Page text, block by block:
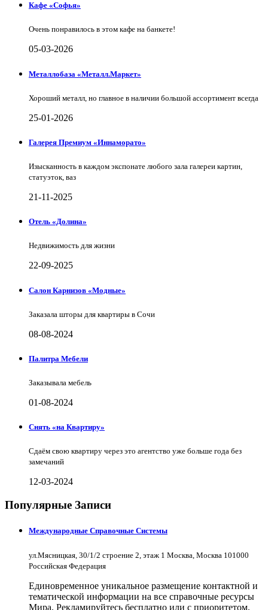
Кафе «Софья»
Очень понравилось в этом кафе на банкете!
05-03-2026
Металлобаза «Металл.Маркет»
Хороший металл, но главное в наличии большой ассортимент всегда
25-01-2026
Галерея Премиум «Иннаморато»
Изысканность в каждом экспонате любого зала галереи картин,
статуэток, ваз
21-11-2025
Отель «Долина»
Недвижимость для жизни
22-09-2025
Салон Карнизов «Модные»
Заказала шторы для квартиры в Сочи
08-08-2024
Палитра Мебели
Заказывала мебель
01-08-2024
Снять «на Квартиру»
Сдаём свою квартиру через это агентство уже больше года без
замечаний
12-03-2024
Популярные Записи
Международные Справочные Системы
ул.Мясницкая, 30/1/2 строение 2, этаж 1 Москва, Москва 101000
Российская Федерация
Единовременное уникальное размещение контактной и
тематической информации на все справочные ресурсы
Мира. Рекламируйтесь бесплатно или с приоритетом.